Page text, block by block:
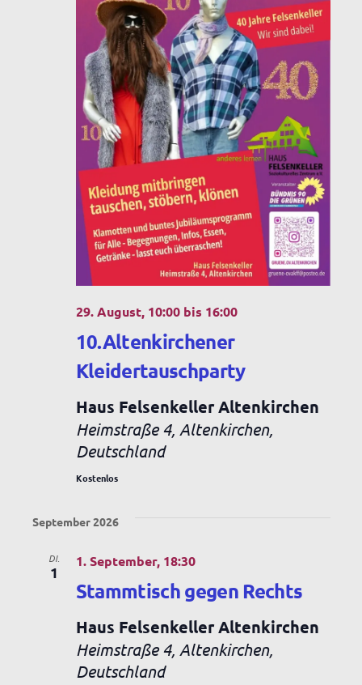
10.Altenkirchener
Kleidertauschparty
29. August, 10:00bis 16:00
Haus Felsenkeller Altenkirchen
Heimstraße 4, Altenkirchen,
Deutschland
Kostenlos
September 2026
DI.
1
Stammtisch gegen Rechts
1. September, 18:30
Haus Felsenkeller Altenkirchen
Heimstraße 4, Altenkirchen,
Deutschland